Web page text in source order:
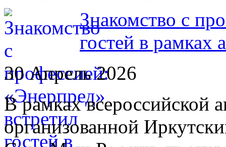
Знакомство с
гостей в рамках
30 Апрель 2026
В рамках всероссийской
организованной